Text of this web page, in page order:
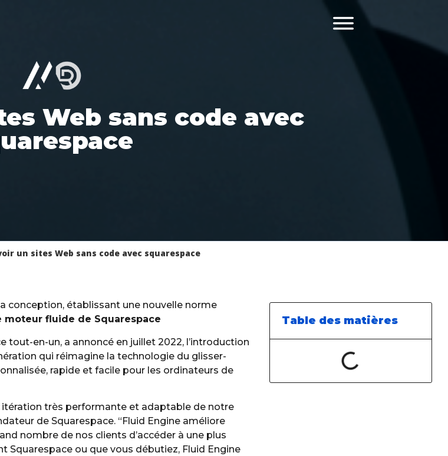
Web sans code avec
un sites Web sans code avec squarespace
conception, établissant une nouvelle norme
moteur fluide de Squarespace
en-un, a annoncé en juillet 2022, l’introduction
qui réimagine la technologie du glisser-
rapide et facile pour les ordinateurs de
itération très performante et adaptable de notre
de Squarespace. “Fluid Engine améliore
nombre de nos clients d’accéder à une plus
Squarespace ou que vous débutiez, Fluid Engine
Table des matières